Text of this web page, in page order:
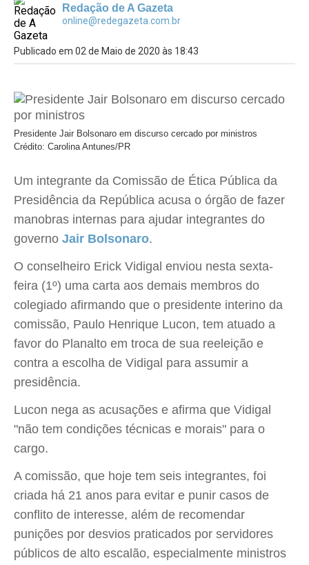
Redação de A Gazeta
online@redegazeta.com.br
Publicado em 02 de Maio de 2020 às 18:43
Presidente Jair Bolsonaro em discurso cercado por ministros
Crédito: Carolina Antunes/PR
Um integrante da Comissão de Ética Pública da
Presidência da República acusa o órgão de fazer
manobras internas para ajudar integrantes do
governo Jair Bolsonaro.
O conselheiro Erick Vidigal enviou nesta sexta-
feira (1º) uma carta aos demais membros do
colegiado afirmando que o presidente interino da
comissão, Paulo Henrique Lucon, tem atuado a
favor do Planalto em troca de sua reeleição e
contra a escolha de Vidigal para assumir a
presidência.
Lucon nega as acusações e afirma que Vidigal
"não tem condições técnicas e morais" para o
cargo.
A comissão, que hoje tem seis integrantes, foi
criada há 21 anos para evitar e punir casos de
conflito de interesse, além de recomendar
punições por desvios praticados por servidores
públicos de alto escalão, especialmente ministros